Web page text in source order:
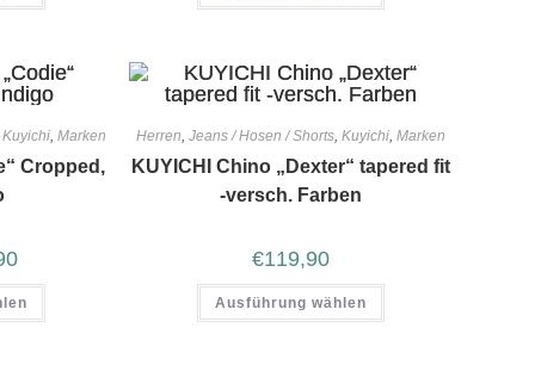
Kuyichi, Marken
Cropped,
Herren,Jeans / Hosen / Shorts,Kuyichi,Marken
KUYICHI Chino „Dexter“ tapered fit
-versch. Farben
€119,90
Ausführung wählen